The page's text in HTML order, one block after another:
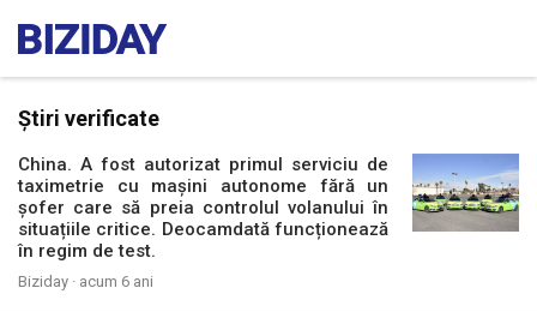
Știri verificate
China. A fost autorizat primul serviciu de
taximetrie cu mașini autonome fără un
șofer care să preia controlul volanului în
situațiile critice. Deocamdată funcționează
în regim de test.
Biziday · acum 6 ani